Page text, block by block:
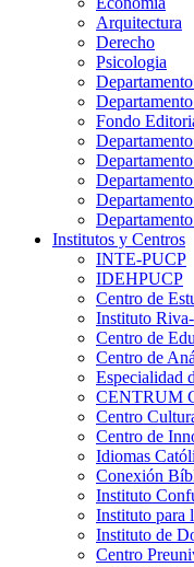
Arquitectura
Derecho
Psicologia
Fondo
Institutos y Centros
INTE-PUCP
IDEHPUCP
Centro de
Instituto
Centro de
Centro de
Especialidad
CENTRUM
Centro
Centro de
Idiomas
Conexión
Instituto
Instituto para
Instituto de
Centro